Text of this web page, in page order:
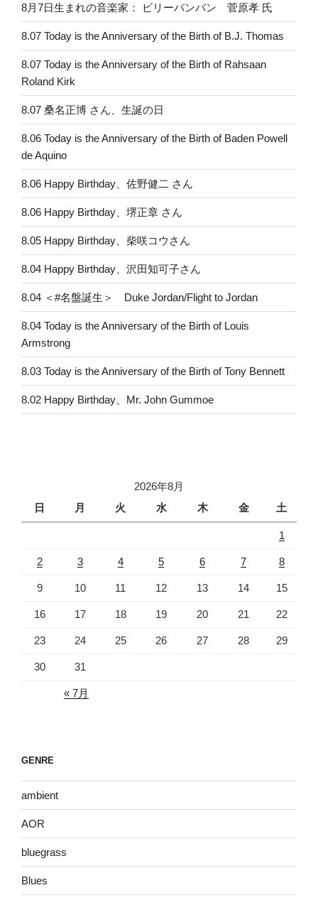
8月7日生まれの音楽家： ビリーバンバン 菅原孝 氏
8.07 Today is the Anniversary of the Birth of B.J. Thomas
8.07 Today is the Anniversary of the Birth of Rahsaan
Roland Kirk
8.07 桑名正博 さん、生誕の日
8.06 Today is the Anniversary of the Birth of Baden Powell
de Aquino
8.06 Happy Birthday、佐野健二 さん
8.06 Happy Birthday、堺正章 さん
8.05 Happy Birthday、柴咲コウさん
8.04 Happy Birthday、沢田知可子さん
8.04 ＜#名盤誕生＞ Duke Jordan/Flight to Jordan
8.04 Today is the Anniversary of the Birth of Louis
Armstrong
8.03 Today is the Anniversary of the Birth of Tony Bennett
8.02 Happy Birthday、Mr. John Gummoe
2026年8月
日
月 火 水 木 金 土
1
2 3 4 5 6 7 8
9 10 11 12 13 14 15
16 17 18 19 20 21 22
23 24 25 26 27 28 29
30 31
« 7月
GENRE
ambient
AOR
bluegrass
Blues